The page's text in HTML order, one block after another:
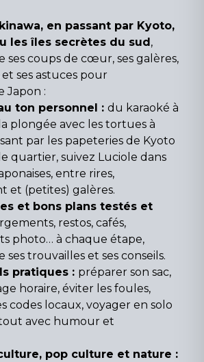
en passant par Kyoto,
les îles secrètes du sud,
ses coups de cœur, ses galères,
ses astuces pour
Japon :
ton personnel : du karaoké à
plongée avec les tortues à
par les papeteries de Kyoto
quartier, suivez Luciole dans
entre rires,
et (petites) galères.
et bons plans testés et
restos, cafés,
photo… à chaque étape,
ses trouvailles et ses conseils.
pratiques : préparer son sac,
horaire, éviter les foules,
codes locaux, voyager en solo
avec humour et
pop culture et nature :